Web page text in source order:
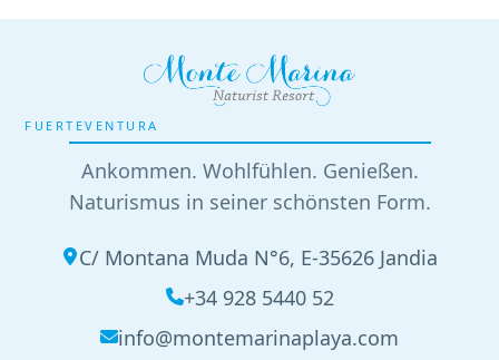
FUERTEVENTURA
Ankommen. Wohlfühlen. Genießen.
Naturismus in seiner schönsten Form.
C/ Montana Muda N°6, E-35626 Jandia
+34 928 5440 52
info@montemarinaplaya.com